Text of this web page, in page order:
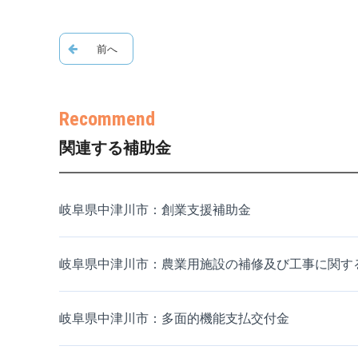
関連する補助金
岐阜県中津川市：創業支援補助金
岐阜県中津川市：農業用施設の補修及び工事に関す
岐阜県中津川市：多面的機能支払交付金